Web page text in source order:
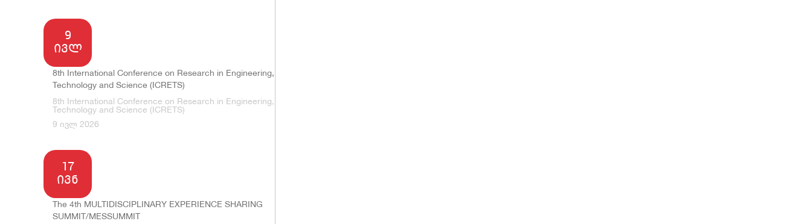
9
ივლ
8th International Conference on Research in Engineering,
Technology and Science (ICRETS)
8th International Conference on Research in Engineering,
Technology and Science (ICRETS)
9 ივლ 2026
17
ივნ
The 4th MULTIDISCIPLINARY EXPERIENCE SHARING
SUMMIT/MESSUMMIT